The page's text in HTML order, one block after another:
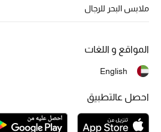
ملابس البحر للرجال
المواقع و اللغات
English
احصل عالتطبيق